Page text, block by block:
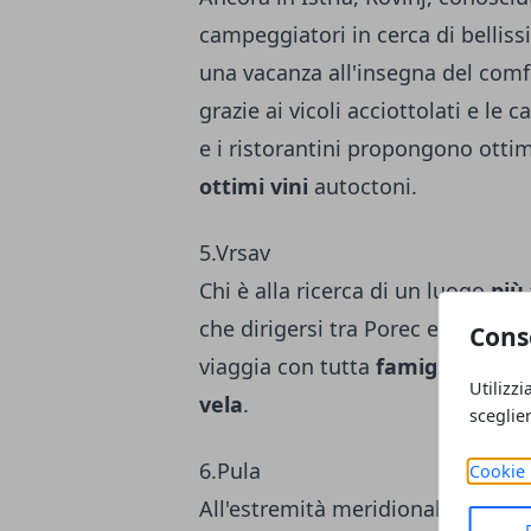
Cookie
campeggiatori in cerca di
una vacanza all'insegna del
grazie ai vicoli acciottolati e le
e i ristorantini propongono
ottimi vini autoctoni.
5.Vrsav
Chi è alla ricerca di un luogopiù
che dirigersi tra Porec e
viaggia con tutta famiglia
vela.
6.Pula
All'estremità meridionale della